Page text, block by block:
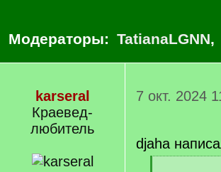
Модераторы: TatianaLGNN,
karseral
Краевед-
любитель
7 окт. 2024
djaha